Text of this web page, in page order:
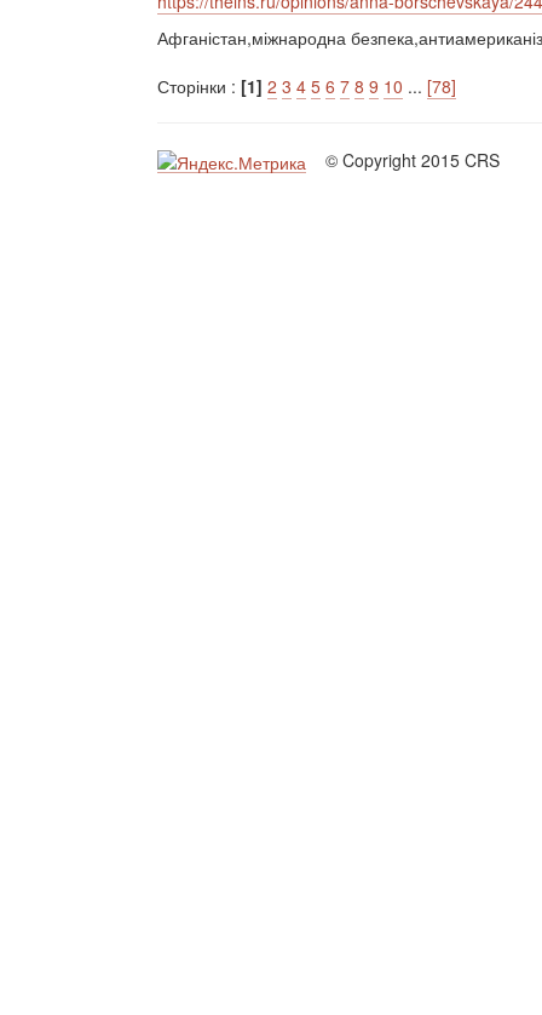
Афганістан,міжнародна
Сторінки : [1] 2 3 4 5 6 7 8 9 10 ... [78]
© Copyright 2015 CRS